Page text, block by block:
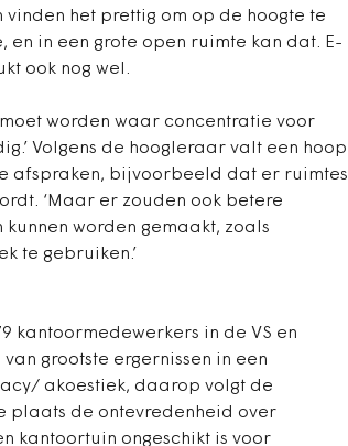
vinden het prettig om op de hoogte te
in een grote open ruimte kan dat. E-
ook nog wel.
worden waar concentratie voor
Volgens de hoogleraar valt een hoop
afspraken, bijvoorbeeld dat er ruimtes
‘Maar er zouden ook betere
worden gemaakt, zoals
te gebruiken.’
kantoormedewerkers in de VS en
grootste ergernissen in een
akoestiek, daarop volgt de
plaats de ontevredenheid over
kantoortuin ongeschikt is voor